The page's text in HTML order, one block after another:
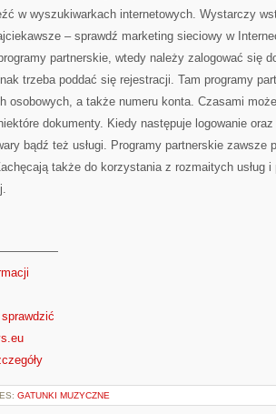
w wyszukiwarkach internetowych. Wystarczy
– sprawdź marketing sieciowy w
partnerskie, wtedy należy zalogować się
trzeba poddać się rejestracji. Tam programy
osobowych, a także numeru konta. Czasami
dokumenty. Kiedy następuje logowanie
bądź też usługi. Programy partnerskie zawsze
także do korzystania z rozmaitych usług
GATUNKI MUZYCZNE